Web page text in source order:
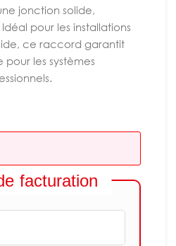
jonction solide,
pour les installations
ce raccord garantit
pour les systèmes
facturation